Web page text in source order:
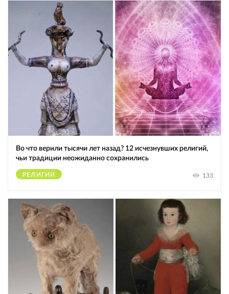
Во что верили тысячи лет назад? 12 исчезнувших религий,
чьи традиции неожиданно сохранились
РЕЛИГИИ 133